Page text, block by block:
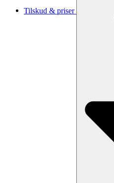
Tilskud & priser